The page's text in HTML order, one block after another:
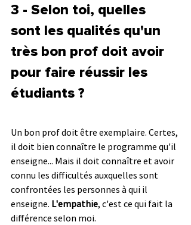
3 - Selon toi, quelles
sont les qualités qu'un
très bon prof doit avoir
pour faire réussir les
étudiants ?
Un bon prof doit être exemplaire. Certes,
il doit bien connaître le programme qu'il
enseigne... Mais il doit connaître et avoir
connu les difficultés auxquelles sont
confrontées les personnes à qui il
enseigne. L'empathie, c'est ce qui fait la
différence selon moi.